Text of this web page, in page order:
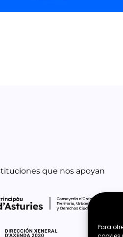
Para
que nos apoyan